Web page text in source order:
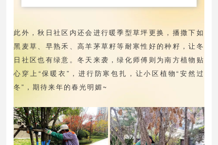
此外，秋日社区内还会进行暖季型草坪更换，播撒下如
黑麦草、早熟禾、高羊茅草籽等耐寒性好的种籽，让冬
日社区也有绿意。冬天来袭，绿化师傅则为南方植物贴
心穿上“保暖衣”，进行防寒包扎，让小区植物“安然过
冬”，期待来年的春光明媚~